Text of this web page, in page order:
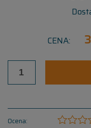
CENA:
Ocena: